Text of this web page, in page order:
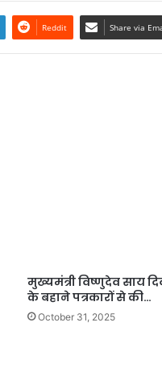
Reddit Share via
मुख्यमंत्री विष्णुदेव साय
के बहाने पत्रकारों से की…
October 31, 2025